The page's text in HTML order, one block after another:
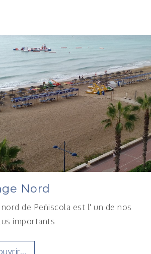
Nord
nord de Peñiscola est l' un de nos
importants